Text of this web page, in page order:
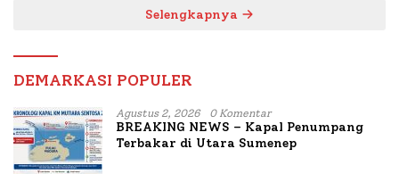
Selengkapnya
DEMARKASI POPULER
Agustus 2, 2026 0 Komentar
BREAKING NEWS – Kapal Penumpang
Terbakar di Utara Sumenep